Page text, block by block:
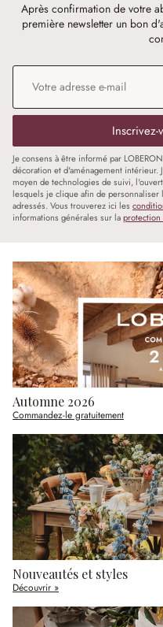
Après confirmation de votre
première newsletter un bon
Adresse e-mail
Je consens à être informé par
décoration et d'aménagement intérieur.
moyen de technologies de suivi,
lesquels je clique afin de personnaliser
adressés. Vous trouverez ici les
informations générales sur laprotection
Automne 2026
Commandez-le gratuitement
Nouveautés et styles
Découvrir »